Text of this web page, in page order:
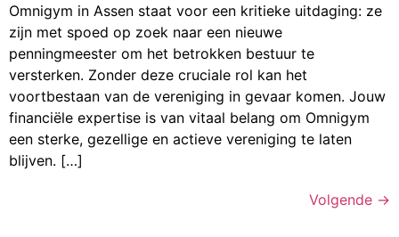
Omnigym in Assen staat voor een kritieke uitdaging: ze
zijn met spoed op zoek naar een nieuwe
penningmeester om het betrokken bestuur te
versterken. Zonder deze cruciale rol kan het
voortbestaan van de vereniging in gevaar komen. Jouw
financiële expertise is van vitaal belang om Omnigym
een sterke, gezellige en actieve vereniging te laten
blijven. […]
Volgende →